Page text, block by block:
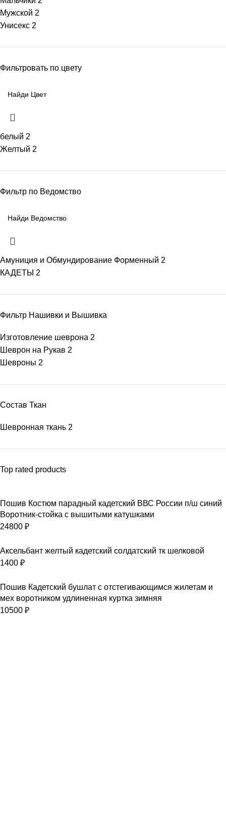
Мужской 2
Унисекс 2
Фильтровать по цвету
белый 2
Желтый 2
Фильтр по Ведомство
Амуниция и Обмундирование Форменный 2
КАДЕТЫ 2
Фильтр Нашивки и Вышивка
Изготовление шеврона 2
Шеврон на Рукав 2
Шевроны 2
Состав Ткан
Шевронная ткань 2
Top rated products
Пошив Костюм парадный кадетский ВВС России п/ш синий
Воротник-стойка с вышитыми катушками
24800 ₽
Аксельбант желтый кадетский солдатский тк шелковой
1400 ₽
Пошив Кадетский бушлат с отстегивающимся жилетам и
мех воротником удлиненная куртка зимняя
10500 ₽